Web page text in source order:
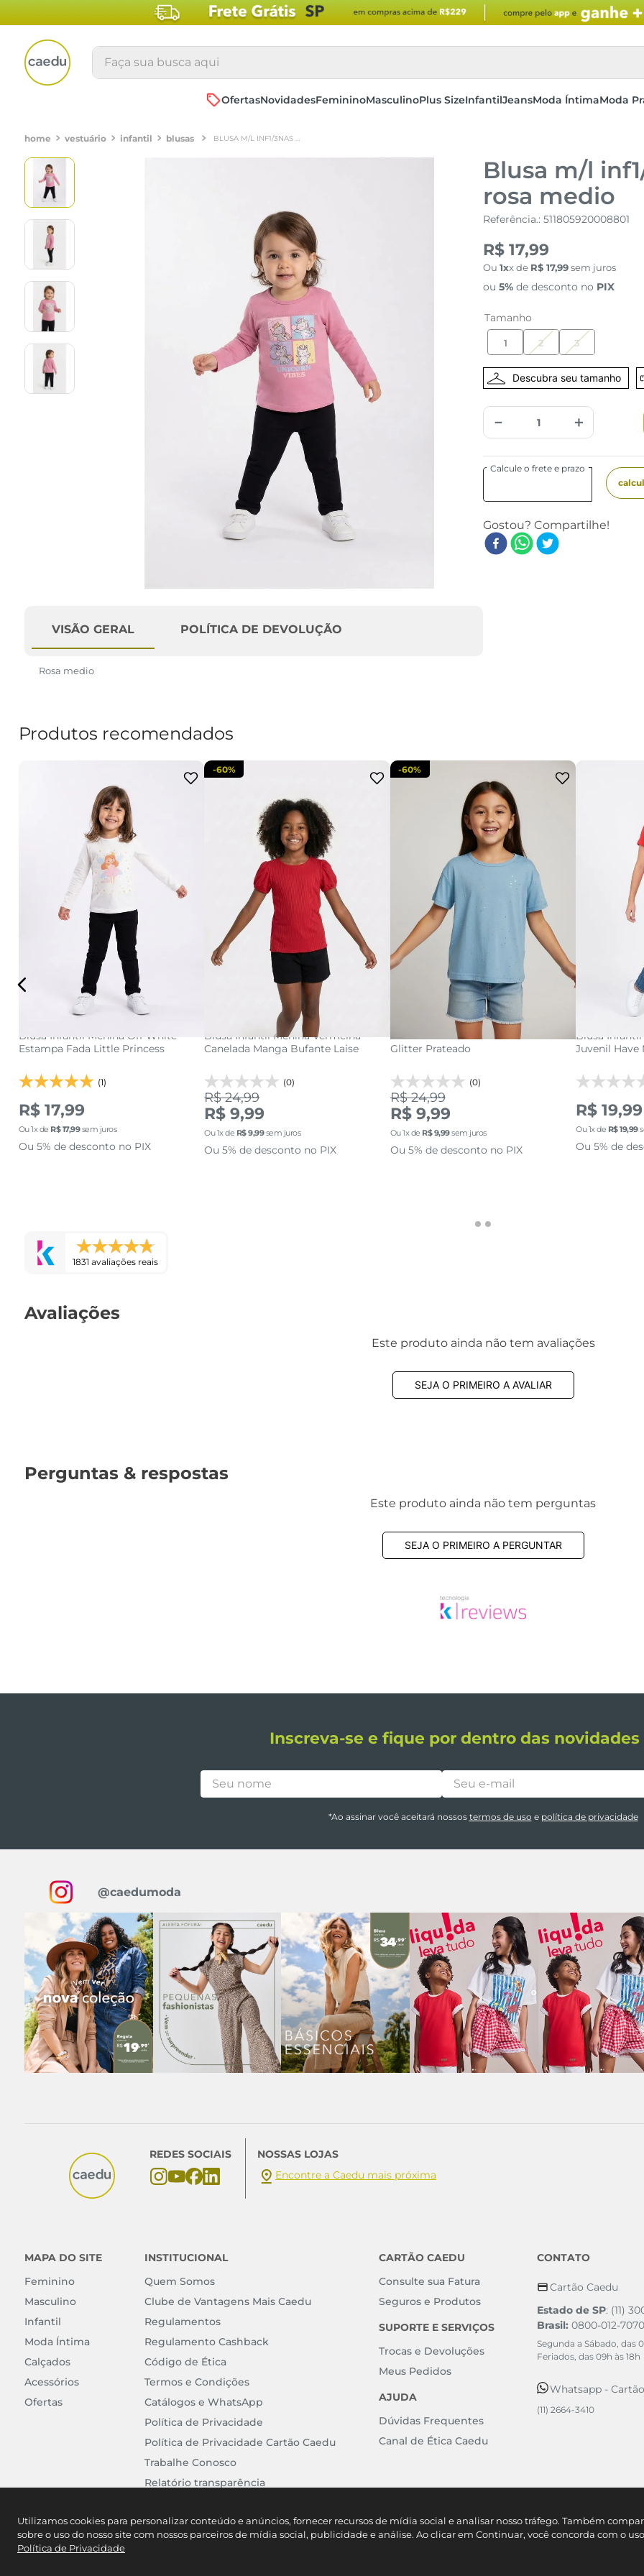
Faça sua busca aqui
OfertasNovidadesFemininoMasculinoPlus SizeInfantilJeansModa ÍntimaModa
Utilizamos cookies para personalizar conteúdo e anúncios, fornecer recursos de mídia social e analisar nosso tráfego. Também
sobre o uso do nosso site com nossos parceiros de mídia social, publicidade e análise. Ao clicar em Continuar, você concorda com o
Política de Privacidade
vestuário infantil blusas BLUSA M/L INF1/3NAS SILK UNICORNIO 2 ROSA MEDIO
Blusa m/l
rosa medio
Referência.: 511805920008801
R$ 17,99
Ou 1 x de R$ 17,99sem juros
ou 5% de desconto no PIX
Tamanho
1 2 3
＋
－
VISÃO GERAL POLÍTICA DE DEVOLUÇÃO
Rosa medio
Produtos recomendados
4
adicionar a sacola
Blusa Infantil Menina Off White
Estampa Fada Little Princess
(1)
R$ 17,99
Ou1x de R$17,99sem juros
Ou 5% de desconto no PIX
4 8
adicionar a sacola
Blusa Infantil Menina Vermelha
Canelada Manga Bufante Laise
(0)
-60%
R$ 24,99
R$ 9,99
Ou1x de R$9,99sem juros
Ou 5% de desconto no PIX
adicionar a sacola
Blusa Infantil Menina Azul Celeste
Glitter Prateado
(0)
-60%
R$ 24,99
R$ 9,99
Ou1x de R$9,99sem juros
Ou 5% de desconto no PIX
Blusa
Juvenil Have
R$ 19,99
Ou1x de R$19,99
Ou 5% de
1831 avaliações reais
Avaliações
Este produto ainda não tem avaliações
SEJA O PRIMEIRO A AVALIAR
Perguntas & respostas
Este produto ainda não tem perguntas
SEJA O PRIMEIRO A PERGUNTAR
Inscreva-se e fique por dentro das novidades
*Ao assinar você aceitará nossos termos de uso e política de privacidade
@caedumoda
REDES SOCIAIS
NOSSAS LOJAS
Encontre a Caedu mais próxima
MAPA DO SITE
Feminino
Masculino
Infantil
Moda Íntima
Calçados
Acessórios
Ofertas
INSTITUCIONAL
Quem Somos
Clube de Vantagens Mais Caedu
Regulamentos
Regulamento Cashback
Código de Ética
Termos e Condições
Catálogos e WhatsApp
Política de Privacidade
Política de Privacidade Cartão Caedu
Trabalhe Conosco
Relatório transparência
CARTÃO CAEDU
Consulte sua Fatura
Seguros e Produtos
SUPORTE E SERVIÇOS
Trocas e Devoluções
Meus Pedidos
AJUDA
Dúvidas Frequentes
Canal de Ética Caedu
CONTATO
Cartão Caedu
Estado de SP: (11)
Brasil: 0800-012-7070
Segunda a Sábado, das
Feriados, das 09h às 18h
Whatsapp -
(11) 2664-3410